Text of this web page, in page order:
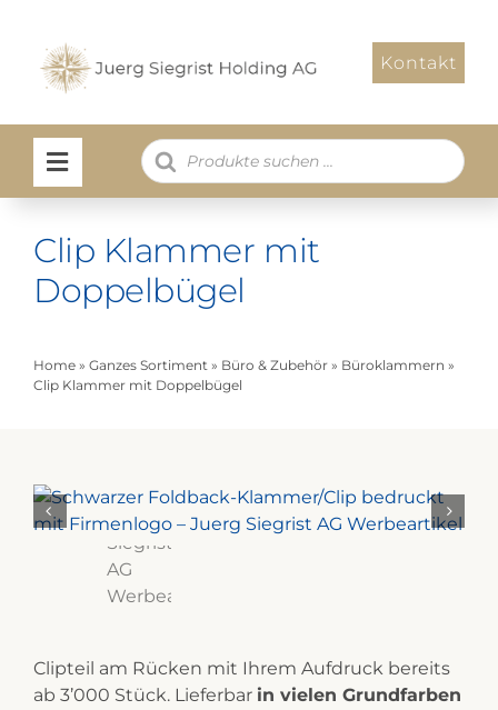
springen
Kontakt
Products
search
Clip Klammer mit
Doppelbügel
Home» Ganzes Sortiment» Büro & Zubehör» Büroklammern »
Clip Klammer mit Doppelbügel
Clipteil am Rücken mit Ihrem Aufdruck bereits
ab 3’000 Stück. Lieferbar in vielen Grundfarben